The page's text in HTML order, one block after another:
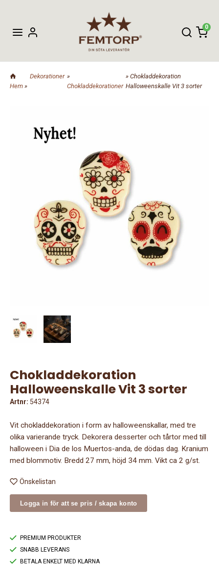
0
Hem »
Dekorationer »
Chokladdekorationer
» Chokladdekoration
Halloweenskalle Vit 3 sorter
Chokladdekoration
Halloweenskalle Vit 3 sorter
Artnr: 54374
Vit chokladdekoration i form av halloweenskallar, med tre
olika varierande tryck. Dekorera desserter och tårtor med till
halloween i Dia de los Muertos-anda, de dödas dag. Kranium
med blommotiv. Bredd 27 mm, höjd 34 mm. Vikt ca 2 g/st.
Önskelistan
Logga in för att se pris / skapa konto
PREMIUM PRODUKTER
SNABB LEVERANS
BETALA ENKELT MED KLARNA